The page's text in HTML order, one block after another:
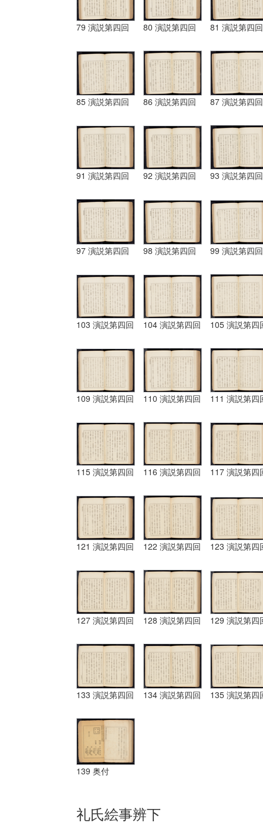
79 演説第四回 80 演説第四回 81 演説第四回
85 演説第四回 86 演説第四回 87 演説第四回
91 演説第四回 92 演説第四回 93 演説第四回
97 演説第四回 98 演説第四回 99 演説第四回
103 演説第四回 104 演説第四回 105 演説第四
109 演説第四回 110 演説第四回 111 演説第四
115 演説第四回 116 演説第四回 117 演説第四
121 演説第四回 122 演説第四回 123 演説第四
127 演説第四回 128 演説第四回 129 演説第四
133 演説第四回 134 演説第四回 135 演説第四
139 奥付
礼氏絵事辨下